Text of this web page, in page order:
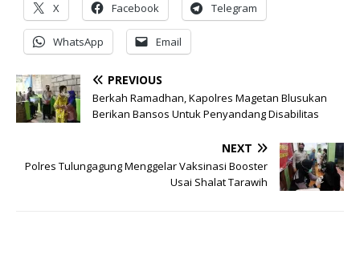
X Facebook Telegram
WhatsApp Email
PREVIOUS
Berkah Ramadhan, Kapolres Magetan Blusukan
Berikan Bansos Untuk Penyandang Disabilitas
NEXT
Polres Tulungagung Menggelar Vaksinasi Booster
Usai Shalat Tarawih